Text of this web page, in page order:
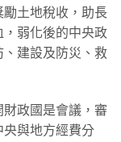
勵土地稅收，助長
弱化後的中央政
建設及防災、救
政國是會議，審
與地方經費分